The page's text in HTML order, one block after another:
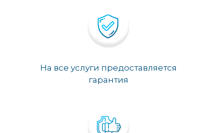
На все услуги предоставляется
гарантия